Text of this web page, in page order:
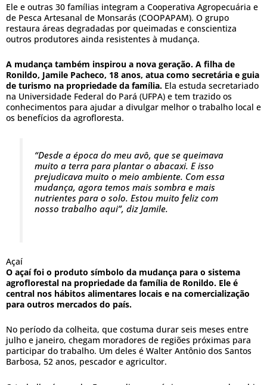
Ele e outras 30 famílias integram a Cooperativa Agropecuária e
de Pesca Artesanal de Monsarás (COOPAPAM). O grupo
restaura áreas degradadas por queimadas e conscientiza
outros produtores ainda resistentes à mudança.
A mudança também inspirou a nova geração. A filha de
Ronildo, Jamile Pacheco, 18 anos, atua como secretária e guia
de turismo na propriedade da família. Ela estuda secretariado
na Universidade Federal do Pará (UFPA) e tem trazido os
conhecimentos para ajudar a divulgar melhor o trabalho local e
os benefícios da agrofloresta.
“Desde a época do meu avô, que se queimava
muito a terra para plantar o abacaxi. E isso
prejudicava muito o meio ambiente. Com essa
mudança, agora temos mais sombra e mais
nutrientes para o solo. Estou muito feliz com
nosso trabalho aqui”, diz Jamile.
Açaí
O açaí foi o produto símbolo da mudança para o sistema
agroflorestal na propriedade da família de Ronildo. Ele é
central nos hábitos alimentares locais e na comercialização
para outros mercados do país.
No período da colheita, que costuma durar seis meses entre
julho e janeiro, chegam moradores de regiões próximas para
participar do trabalho. Um deles é Walter Antônio dos Santos
Barbosa, 52 anos, pescador e agricultor.